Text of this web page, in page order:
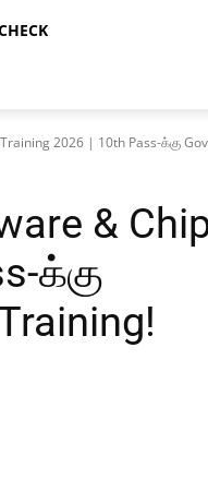
2026 | 10th Pass-க்கு
&
க்கு